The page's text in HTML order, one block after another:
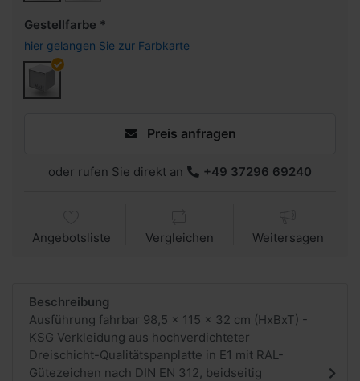
Gestellfarbe
hier gelangen Sie zur Farbkarte
Preis anfragen
oder rufen Sie direkt an +49 37296 69240
Angebotsliste Vergleichen Weitersagen
Beschreibung
Ausführung fahrbar 98,5 x 115 x 32 cm (HxBxT) -
KSG Verkleidung aus hochverdichteter
Dreischicht-Qualitätspanplatte in E1 mit RAL-
Gütezeichen nach DIN EN 312, beidseitig